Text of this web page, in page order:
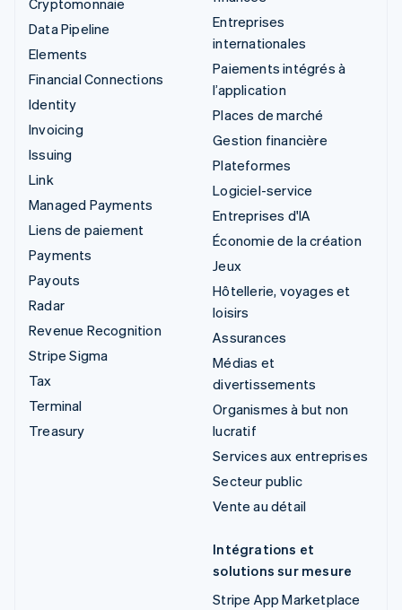
Cryptomonnaie
Data Pipeline
Elements
Financial Connections
Identity
Invoicing
Issuing
Link
Managed Payments
Liens de paiement
Payments
Payouts
Radar
Revenue Recognition
Stripe Sigma
Tax
Terminal
Treasury
Entreprises
internationales
Paiements intégrés à
l’application
Places de marché
Gestion financière
Plateformes
Logiciel-service
Entreprises d'IA
Économie de la création
Jeux
Hôtellerie, voyages et
loisirs
Assurances
Médias et
divertissements
Organismes à but non
lucratif
Services aux entreprises
Secteur public
Vente au détail
Intégrations et
solutions sur mesure
Stripe App Marketplace